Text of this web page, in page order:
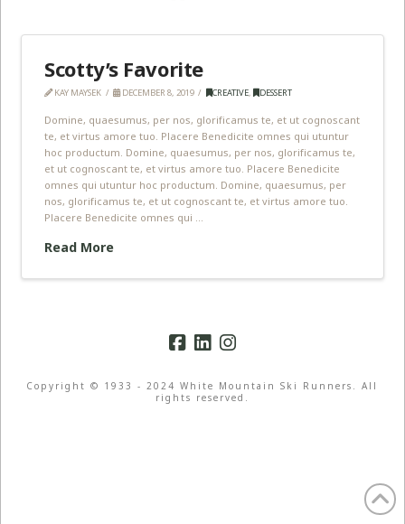
Scotty’s Favorite
KAY MAYSEK DECEMBER 8, 2019 CREATIVE, DESSERT
Domine, quaesumus, per nos, glorificamus te, et ut cognoscant
te, et virtus amore tuo. Placere Benedicite omnes qui utuntur
hoc productum. Domine, quaesumus, per nos, glorificamus te,
et ut cognoscant te, et virtus amore tuo. Placere Benedicite
omnes qui utuntur hoc productum. Domine, quaesumus, per
nos, glorificamus te, et ut cognoscant te, et virtus amore tuo.
Placere Benedicite omnes qui …
Read More
Copyright © 1933 - 2024 White Mountain Ski Runners. All
rights reserved.